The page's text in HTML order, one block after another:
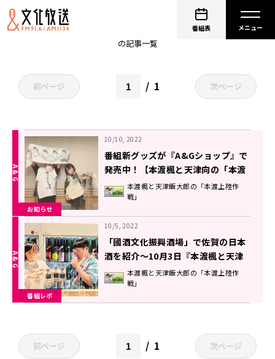
番組表
の記事一覧
前ページ 1 次ページ
お知らせ
10/10, 2022
番組新グッズが『A&Gショップ』で
発売中！【本渡楓と天津向の「本渡
上陸作戦」】
本渡楓と天津飯大郎の「本渡上陸作
戦」
番組レポ
10/5, 2022
「國酒文化振興酒場」で佐賀の日本
酒を紹介～10月3日『本渡楓と天津
向の「本渡上陸作戦」』
本渡楓と天津飯大郎の「本渡上陸作
戦」
前ページ 1 次ページ